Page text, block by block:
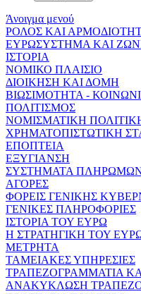
Άνοιγμα μενού
ΡΟΛΟΣ ΚΑΙ
ΕΥΡΩΣΥΣΤΗΜΑ ΚΑΙ
ΙΣΤΟΡΙΑ
ΝΟΜΙΚΟ ΠΛΑΙΣΙΟ
ΔΙΟΙΚΗΣΗ ΚΑΙ ΔΟΜΗ
ΒΙΩΣΙΜΟΤΗΤΑ -
ΠΟΛΙΤΙΣΜΟΣ
ΝΟΜΙΣΜΑΤΙΚΗ
ΧΡΗΜΑΤΟΠΙΣΤΩΤΙΚΗ
ΕΠΟΠΤΕΙΑ
ΕΞΥΓΙΑΝΣΗ
ΣΥΣΤΗΜΑΤΑ
ΑΓΟΡΕΣ
ΦΟΡΕΙΣ ΓΕΝΙΚΗΣ
ΓΕΝΙΚΕΣ ΠΛΗΡΟΦΟΡΙΕΣ
ΙΣΤΟΡΙΑ ΤΟΥ ΕΥΡΩ
Η ΣΤΡΑΤΗΓΙΚΗ ΤΟΥ
ΜΕΤΡΗΤΑ
ΤΑΜΕΙΑΚΕΣ ΥΠΗΡΕΣΙΕΣ
ΤΡΑΠΕΖΟΓΡΑΜΜΑΤΙΑ
ΑΝΑΚΥΚΛΩΣΗ